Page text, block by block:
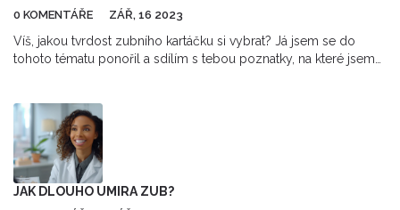
0 KOMENTÁŘE ZÁŘ, 16 2023
Víš, jakou tvrdost zubního kartáčku si vybrat? Já jsem se do
tohoto tématu ponořil a sdílím s tebou poznatky, na které jsem
kartáčku ovlivňuje péči o tvoje zuby a jejich zdraví. Přeji ti
příjemné čtení!
JAK DLOUHO UMIRA ZUB?